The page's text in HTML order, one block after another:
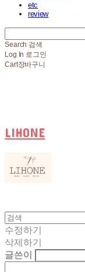
etc
review
Search 검색
Log In 로그인
Cart장바구니
LIHONE
수정하기
삭제하기
글쓴이